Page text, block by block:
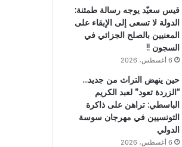
قيس سعيّد يوجه رسالة طمئنة:
الدولة لا تسعى إلى الإبقاء على
المعنيين بالصلح الجزائي في
السجون !!
6 أغسطس، 2026
حين ينهض التراث من جديد…
“الزردة تعود” لعبد الكريم
الباسطي: تراهن على ذاكرة
التونسيين في مهرجان سوسة
الدولي
6 أغسطس، 2026